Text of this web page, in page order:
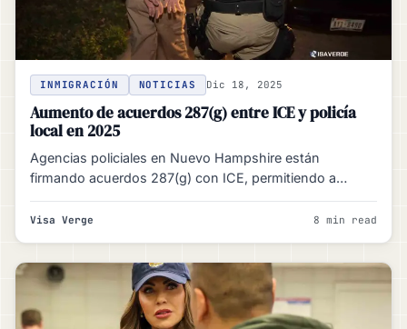
INMIGRACIÓN NOTICIAS Dic 18, 2025
Aumento de acuerdos 287(g) entre ICE y policía
local en 2025
Agencias policiales en Nuevo Hampshire están
firmando acuerdos 287(g) con ICE, permitiendo a
oficiales locales realizar labores migratorias…
Visa Verge 8 min read